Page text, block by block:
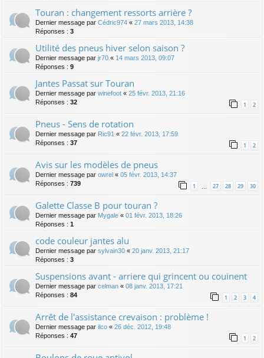
Touran : changement ressorts arrière ?
Dernier message par Cédric974 « 27 mars 2013, 14:38
Réponses : 3
Utilité des pneus hiver selon saison ?
Dernier message par jr70 « 14 mars 2013, 09:07
Réponses : 9
Jantes Passat sur Touran
Dernier message par winefoot « 25 févr. 2013, 21:16
Réponses : 32 1 2
Pneus - Sens de rotation
Dernier message par Ric91 « 22 févr. 2013, 17:59
Réponses : 37 1 2
Avis sur les modèles de pneus
Dernier message par owrel « 05 févr. 2013, 14:37
Réponses : 739 1 … 27 28 29 30
Galette Classe B pour touran ?
Dernier message par Mygale « 01 févr. 2013, 18:26
Réponses : 1
code couleur jantes alu
Dernier message par sylvain30 « 20 janv. 2013, 21:17
Réponses : 3
Suspensions avant - arriere qui grincent ou couinent
Dernier message par celman « 08 janv. 2013, 17:21
Réponses : 84 1 2 3 4
Arrêt de l'assistance crevaison : problème !
Dernier message par ilco « 26 déc. 2012, 19:48
Réponses : 47 1 2